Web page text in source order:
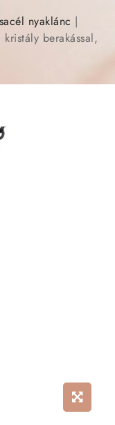
nyaklánc
berakással,